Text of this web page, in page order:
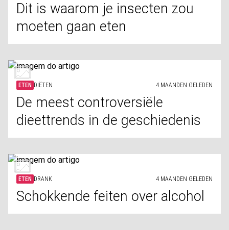
Dit is waarom je insecten zou
moeten gaan eten
ETEN DIËTEN 4 MAANDEN GELEDEN
De meest controversiële
dieettrends in de geschiedenis
ETEN DRANK 4 MAANDEN GELEDEN
Schokkende feiten over alcohol